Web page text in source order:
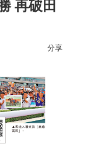
再破田
分享